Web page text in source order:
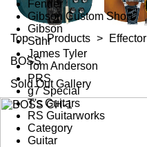
Fender
Gibson Custom Shop
Gibson
Suhr
James Tyler
Tom Anderson
PRS
g7 Special
T's Guitars
RS Guitarworks
Category
Guitar
Top > Products > Effector
BOSS
Sold Out Gallery